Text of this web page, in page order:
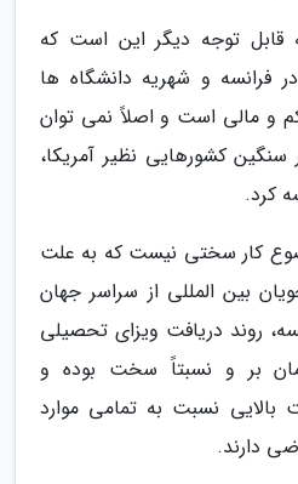
قابل توجه دیگر این است که
فرانسه و شهریه دانشگاه ها
کم و مالی است و اصلاً نمی توان
کشورهایی نظیر آمریکا،
کرد.
کار سختی نیست که به علت
بین المللی از سراسر جهان
روند دریافت ویزای تحصیلی
بر و نسبتاً سخت بوده و
نسبت به تمامی موارد
دارند.